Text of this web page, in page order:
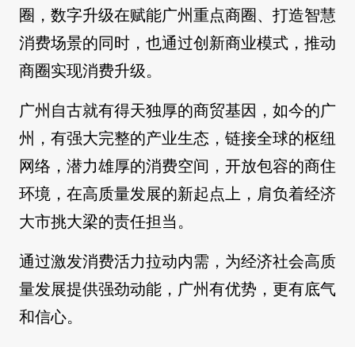
圈，数字升级在赋能广州重点商圈、打造智慧
消费场景的同时，也通过创新商业模式，推动
商圈实现消费升级。
广州自古就有得天独厚的商贸基因，如今的广
州，有强大完整的产业生态，链接全球的枢纽
网络，潜力雄厚的消费空间，开放包容的商住
环境，在高质量发展的新起点上，肩负着经济
大市挑大梁的责任担当。
通过激发消费活力拉动内需，为经济社会高质
量发展提供强劲动能，广州有优势，更有底气
和信心。